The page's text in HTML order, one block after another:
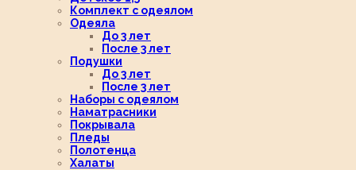
Комплект с одеялом
Одеяла
До 3 лет
После 3 лет
Подушки
До 3 лет
После 3 лет
Наборы с одеялом
Наматрасники
Покрывала
Пледы
Полотенца
Халаты